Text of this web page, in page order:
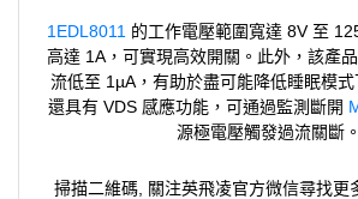
1EDL8011 的工作電壓範圍寬達 8V 至
高達 1A，可實現高效開關。此外，該產
流低至 1µA，有助於盡可能降低睡眠模
還具有 VDS 感應功能，可通過監測斷開
源極電壓觸發過流關斷。
掃描二維碼, 關注英飛凌官方微信尋找更